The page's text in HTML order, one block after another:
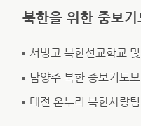
북한을 위한 중보기
서빙고 북한선교학교
남양주 북한 중보기도
대전 온누리 북한사랑팀